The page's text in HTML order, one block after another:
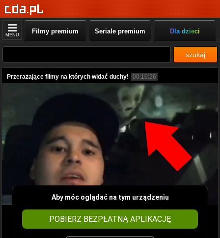
MENU Filmy premium Seriale premium Dla dzieci
szukaj
Przerażające filmy na których widać duchy! 00:10:26
Aby móc oglądać na tym urządzeniu
POBIERZ BEZPŁATNĄ APLIKACJĘ